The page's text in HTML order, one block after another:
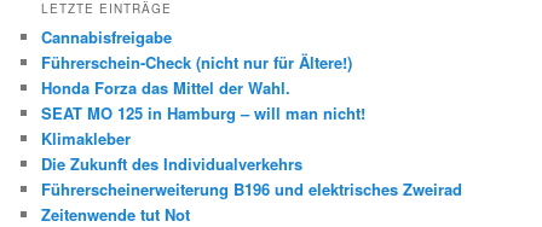
LETZTE EINTRÄGE
Cannabisfreigabe
Führerschein-Check (nicht nur für Ältere!)
Honda Forza das Mittel der Wahl.
SEAT MO 125 in Hamburg – will man nicht!
Klimakleber
Die Zukunft des Individualverkehrs
Führerscheinerweiterung B196 und elektrisches Zweirad
Zeitenwende tut Not